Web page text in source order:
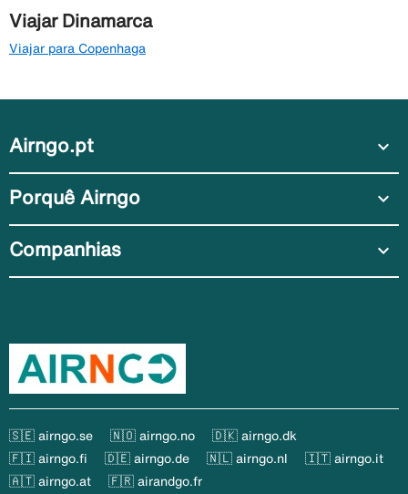
Viajar Dinamarca
Viajar para Copenhaga
Airngo.pt expand_more
Porquê Airngo expand_more
Companhias expand_more
🇸🇪 airngo.se 🇳🇴 airngo.no
🇩🇰 airngo.dk
🇫🇮 airngo.fi
🇩🇪 airngo.de 🇳🇱 airngo.nl
🇮🇹 airngo.it
🇦🇹 airngo.at
🇫🇷 airandgo.fr